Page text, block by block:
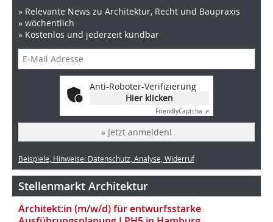
» Relevante News zu Architektur, Recht und Baupraxis
» wöchentlich
» Kostenlos und jederzeit kündbar
Anti-Roboter-Verifizierung
Hier klicken
FriendlyCaptcha ⇗
» Jetzt anmelden!
Beispiele, Hinweise: Datenschutz, Analyse, Widerruf
Stellenmarkt Architektur
Architekt:in (m/w/d) für entwurfsstarke